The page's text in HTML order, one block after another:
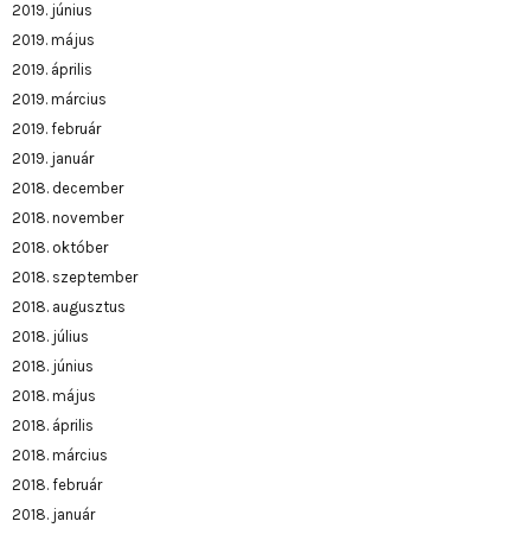
2019. június
2019. május
2019. április
2019. március
2019. február
2019. január
2018. december
2018. november
2018. október
2018. szeptember
2018. augusztus
2018. július
2018. június
2018. május
2018. április
2018. március
2018. február
2018. január